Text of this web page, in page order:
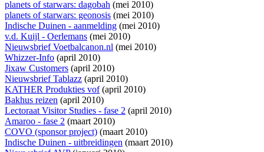
planets of starwars: dagobah (mei 2010)
planets of starwars: geonosis (mei 2010)
Indische Duinen - aanmelding (mei 2010)
v.d. Kuijl - Oerlemans (mei 2010)
Nieuwsbrief Voetbalcanon.nl (mei 2010)
Whizzer-Info (april 2010)
Jixaw Customers (april 2010)
Nieuwsbrief Tablazz (april 2010)
KATHER Produkties vof(april 2010)
Bakhus reizen (april 2010)
Lectoraat Visitor Studies - fase 2 (april 2010)
Amaroo - fase 2 (maart 2010)
COVO (sponsor project) (maart 2010)
Indische Duinen - uitbreidingen (maart 2010)